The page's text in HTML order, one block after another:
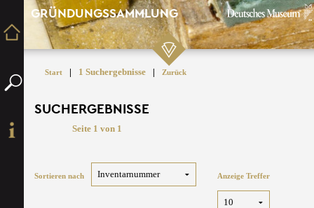
GRÜNDUNGSSAMMLUNG
Start | 1 Suchergebnisse | Zurück
SUCHERGEBNISSE
Seite 1 von 1
Sortieren nach Anzeige Treffer